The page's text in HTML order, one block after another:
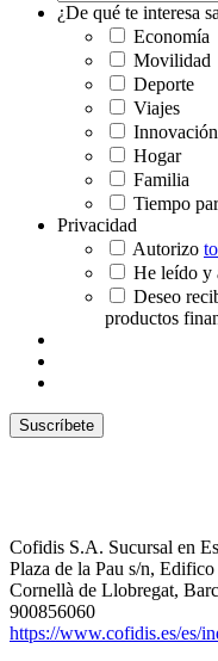
¿De qué te interesa
Economía
Movilidad
Deporte
Viajes
Innovación
Hogar
Familia
Tiempo
Privacidad
Autorizo
He leído y
Deseo
productos
Cofidis S.A. Sucursal en
Plaza de la Pau s/n,
Cornellà de Llobregat,
900856060
https://www.cofidis.es/es/